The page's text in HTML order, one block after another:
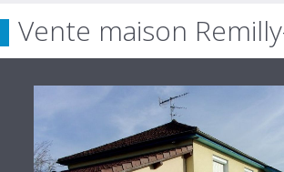
Vente maison